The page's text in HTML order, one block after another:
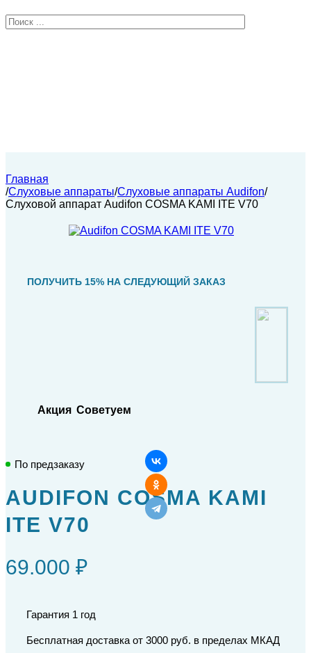
Главная
/Слуховые аппараты/Слуховые аппараты Audifon/
Слуховой аппарат Audifon COSMA KAMI ITE V70
ПОЛУЧИТЬ 15% НА СЛЕДУЮЩИЙ ЗАКАЗ
Акция Советуем
По предзаказу
AUDIFON COSMA KAMI
ITE V70
69.000 ₽
Гарантия 1 год
Бесплатная доставка от 3000 руб. в пределах МКАД